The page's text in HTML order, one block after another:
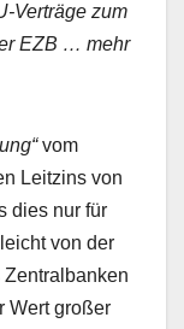
Verträge zum
EZB … mehr
vom
Leitzins von
dies nur für
von der
Wert großer